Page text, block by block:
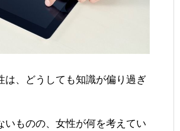
は、どうしても知識が偏り過ぎ
いものの、女性が何を考えてい